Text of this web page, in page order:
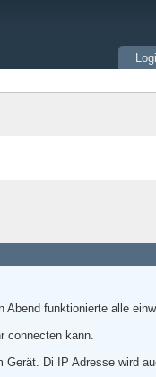
funktionierte alle
connecten kann.
Di IP Adresse wird